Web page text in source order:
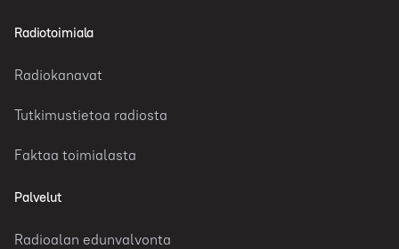
Radiotoimiala
Radiokanavat
Tutkimustietoa radiosta
Faktaa toimialasta
Palvelut
Radioalan edunvalvonta